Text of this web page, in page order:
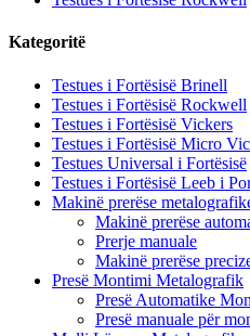
Kategoritë
Testues i Fortësisë Brinell
Testues i Fortësisë Rockwell
Testues i Fortësisë Vickers
Testues i Fortësisë Micro
Testues Universal i Fortësisë
Testues i Fortësisë Leeb i
Makinë prerëse
Makinë prerëse
Prerje manuale
Makinë prerëse
Presë Montimi Metalografik
Presë Automatike
Presë manuale për